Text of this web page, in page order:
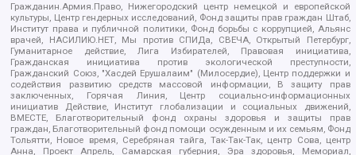
Гражданин.Армия.Право, Нижегородский центр немецкой и европейской
культуры, Центр гендерных исследований, Фонд защиты прав граждан Штаб,
Институт права и публичной политики, Фонд борьбы с коррупцией, Альянс
врачей, НАСИЛИЮ.НЕТ, Мы против СПИДа, СВЕЧА, Открытый Петербург,
Гуманитарное действие, Лига Избирателей, Правовая инициатива,
Гражданская инициатива против экологической преступности,
Гражданский Союз, "Хасдей Ерушалаим" (Милосердие), Центр поддержки и
содействия развитию средств массовой информации, В защиту прав
заключенных, Горячая Линия, Центр социально-информационных
инициатив Действие, Институт глобализации и социальных движений,
ВМЕСТЕ, Благотворительный фонд охраны здоровья и защиты прав
граждан, Благотворительный фонд помощи осужденным и их семьям, Фонд
Тольятти, Новое время, Серебряная тайга, Так-Так-Так, центр Сова, центр
Анна, Проект Апрель, Самарская губерния, Эра здоровья, Мемориал,